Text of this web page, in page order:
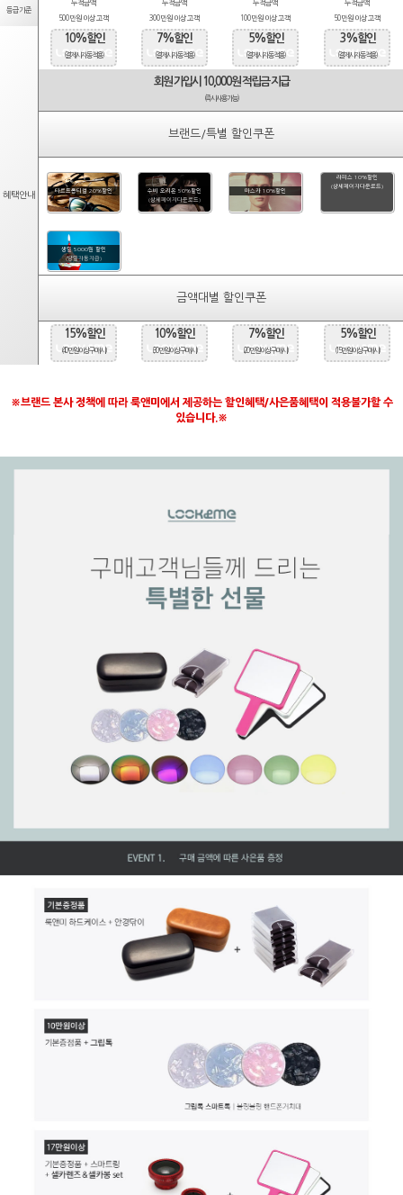
등급기준
누적금액
500만원 이상 고객
누적금액
300만원 이상 고객
누적금액
100만원 이상 고객
누적금액
50만원 이상 고객
혜택안내
10%할인
(결제시 자동적용)
7%할인
(결제시 자동적용)
5%할인
(결제시 자동적용)
3%할인
(결제시 자동적용)
회원 가입시 10,000원 적립금 지급
(즉시사용가능)
브랜드/특별 할인쿠폰
타르트옵티컬 20%할인
수비 오리온 50%할인
(상세페이지다운로드)
마스카 10%할인
라피스 10%할인
(상세페이지다운로드)
생일 5000원 할인
(당일자동지급)
금액대별 할인쿠폰
15%할인
(40만원 이상 구매시)
10%할인
(30만원 이상 구매시)
7%할인
(20만원 이상 구매시)
5%할인
(15만원 이상 구매시)
※브랜드 본사 정책에 따라 룩앤미에서 제공하는 할인혜택/사은품혜택이 적용불가할 수
있습니다.※